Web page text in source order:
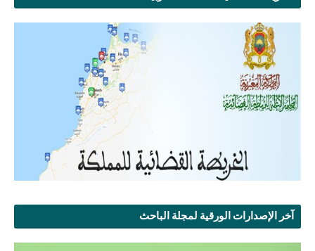
آخر الإصدارات الورقية لمجلة الباحث